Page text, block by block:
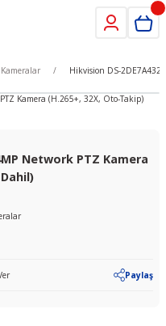
Hikvision DS-
Network PTZ Kamera
Paylaş